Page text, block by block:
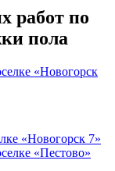
работ по
пола
«Новогорск 7»